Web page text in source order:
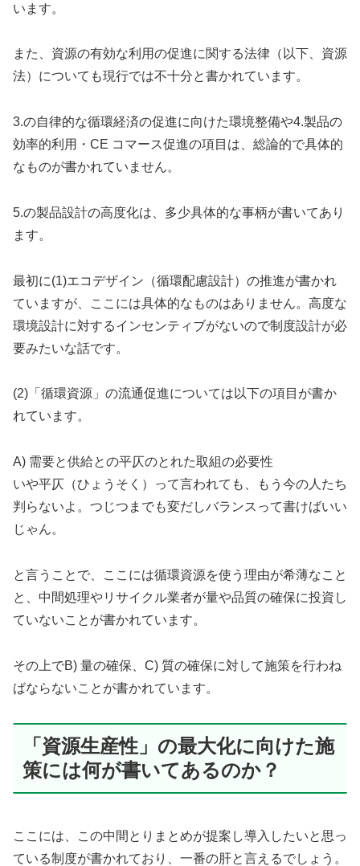
います。
また、資源の有効な利用の促進に関する法律（以下、資源
法）についても現行では不十分と書かれています。
3.の自律的な循環経済の促進に向けた環境整備や4.製品の
効率的利用・CE コマース促進の項目は、総論的で具体的
なものが書かれていません。
5.の製品設計の高度化は、多少具体的な事柄が書いてあり
ます。
最初に(1)エコデザイン（循環配慮設計）の推進が書かれ
ていますが、ここには具体的なものはありません。高度な
環境設計に対するインセンティブがないので制度設計が必
要みたいな話です。
(2)「循環資源」の流通促進については以下の項目が書か
れています。
A) 需要と供給との平仄のとれた取組の必要性
いや平仄（ひょうそく）って言われても、もう今の人たち
判らないよ。つじつまでも変だしバランスって書けばいい
じゃん。
と言うことで、ここには循環資源を使う理由が希薄なこと
と、中間処理やリサイクル業者が量や品質の確保に投資し
ていないことが書かれています。
その上でB) 量の確保、C) 質の確保に対して施策を行わね
ばならないことが書かれています。
「資源生産性」の最大化に向けた施
策には何が書いてあるのか？
ここには、この中間とりまとめが提案し導入したいと思っ
ている制度が書かれており、一番の肝と言えるでしょう。